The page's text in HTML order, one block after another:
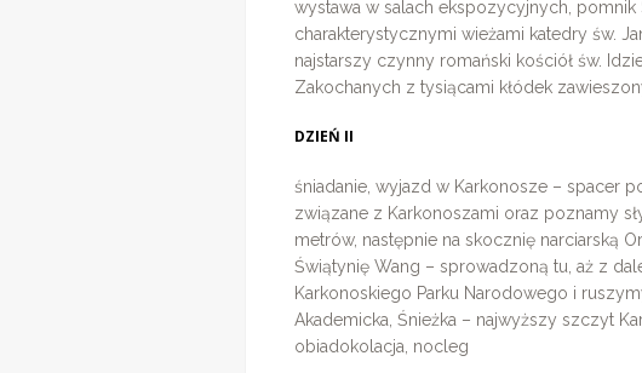
wystawa w salach ekspozycyjnych, pomnik
charakterystycznymi wieżami katedry św.
najstarszy czynny romański kościół św.
Zakochanych z tysiącami kłódek
DZIEŃ II
śniadanie, wyjazd w Karkonosze – spacer
związane z Karkonoszami oraz poznamy
metrów, następnie na skocznię narciarską
Świątynię Wang – sprowadzoną tu, aż z
Karkonoskiego Parku Narodowego i
Akademicka, Śnieżka – najwyższy szczyt
obiadokolacja, nocleg